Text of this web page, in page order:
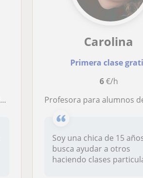
Carolina
Primera clase
6€/h
Profesora para alumnos de 1º primaria hasta
Soy una chica de 15
busca ayudar a otros
haciendo clases